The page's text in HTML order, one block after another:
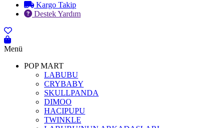
Kargo Takip
Destek Yardım
Menü
POP MART
LABUBU
CRYBABY
SKULLPANDA
DIMOO
HACIPUPU
TWINKLE